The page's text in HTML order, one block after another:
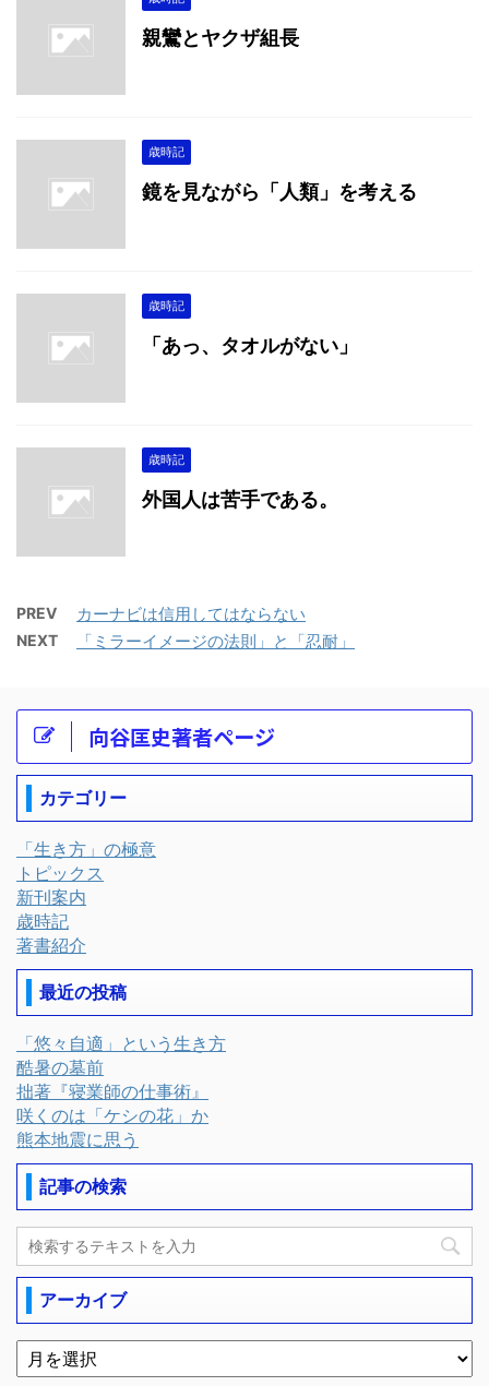
親鸞とヤクザ組長
歳時記
鏡を見ながら「人類」を考える
歳時記
「あっ、タオルがない」
歳時記
外国人は苦手である。
PREV カーナビは信用してはならない
NEXT 「ミラーイメージの法則」と「忍耐」
向谷匡史著者ページ
カテゴリー
「生き方」の極意
トピックス
新刊案内
歳時記
著書紹介
最近の投稿
「悠々自適」という生き方
酷暑の墓前
拙著『寝業師の仕事術』
咲くのは「ケシの花」か
熊本地震に思う
記事の検索
アーカイブ